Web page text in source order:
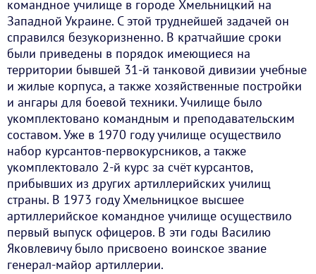
командное училище в городе Хмельницкий на
Западной Украине. С этой труднейшей задачей он
справился безукоризненно. В кратчайшие сроки
были приведены в порядок имеющиеся на
территории бывшей 31-й танковой дивизии учебные
и жилые корпуса, а также хозяйственные постройки
и ангары для боевой техники. Училище было
укомплектовано командным и преподавательским
составом. Уже в 1970 году училище осуществило
набор курсантов-первокурсников, а также
укомплектовало 2-й курс за счёт курсантов,
прибывших из других артиллерийских училищ
страны. В 1973 году Хмельницкое высшее
артиллерийское командное училище осуществило
первый выпуск офицеров. В эти годы Василию
Яковлевичу было присвоено воинское звание
генерал-майор артиллерии.